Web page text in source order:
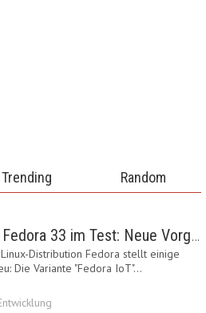
Trending Random
heise+ | Fedora 33 im Test: Neue Vorgaben mit Btrfs, Systemd-Resolved und zRAM
Distribution Fedora stellt einige
Die Variante "Fedora IoT"…